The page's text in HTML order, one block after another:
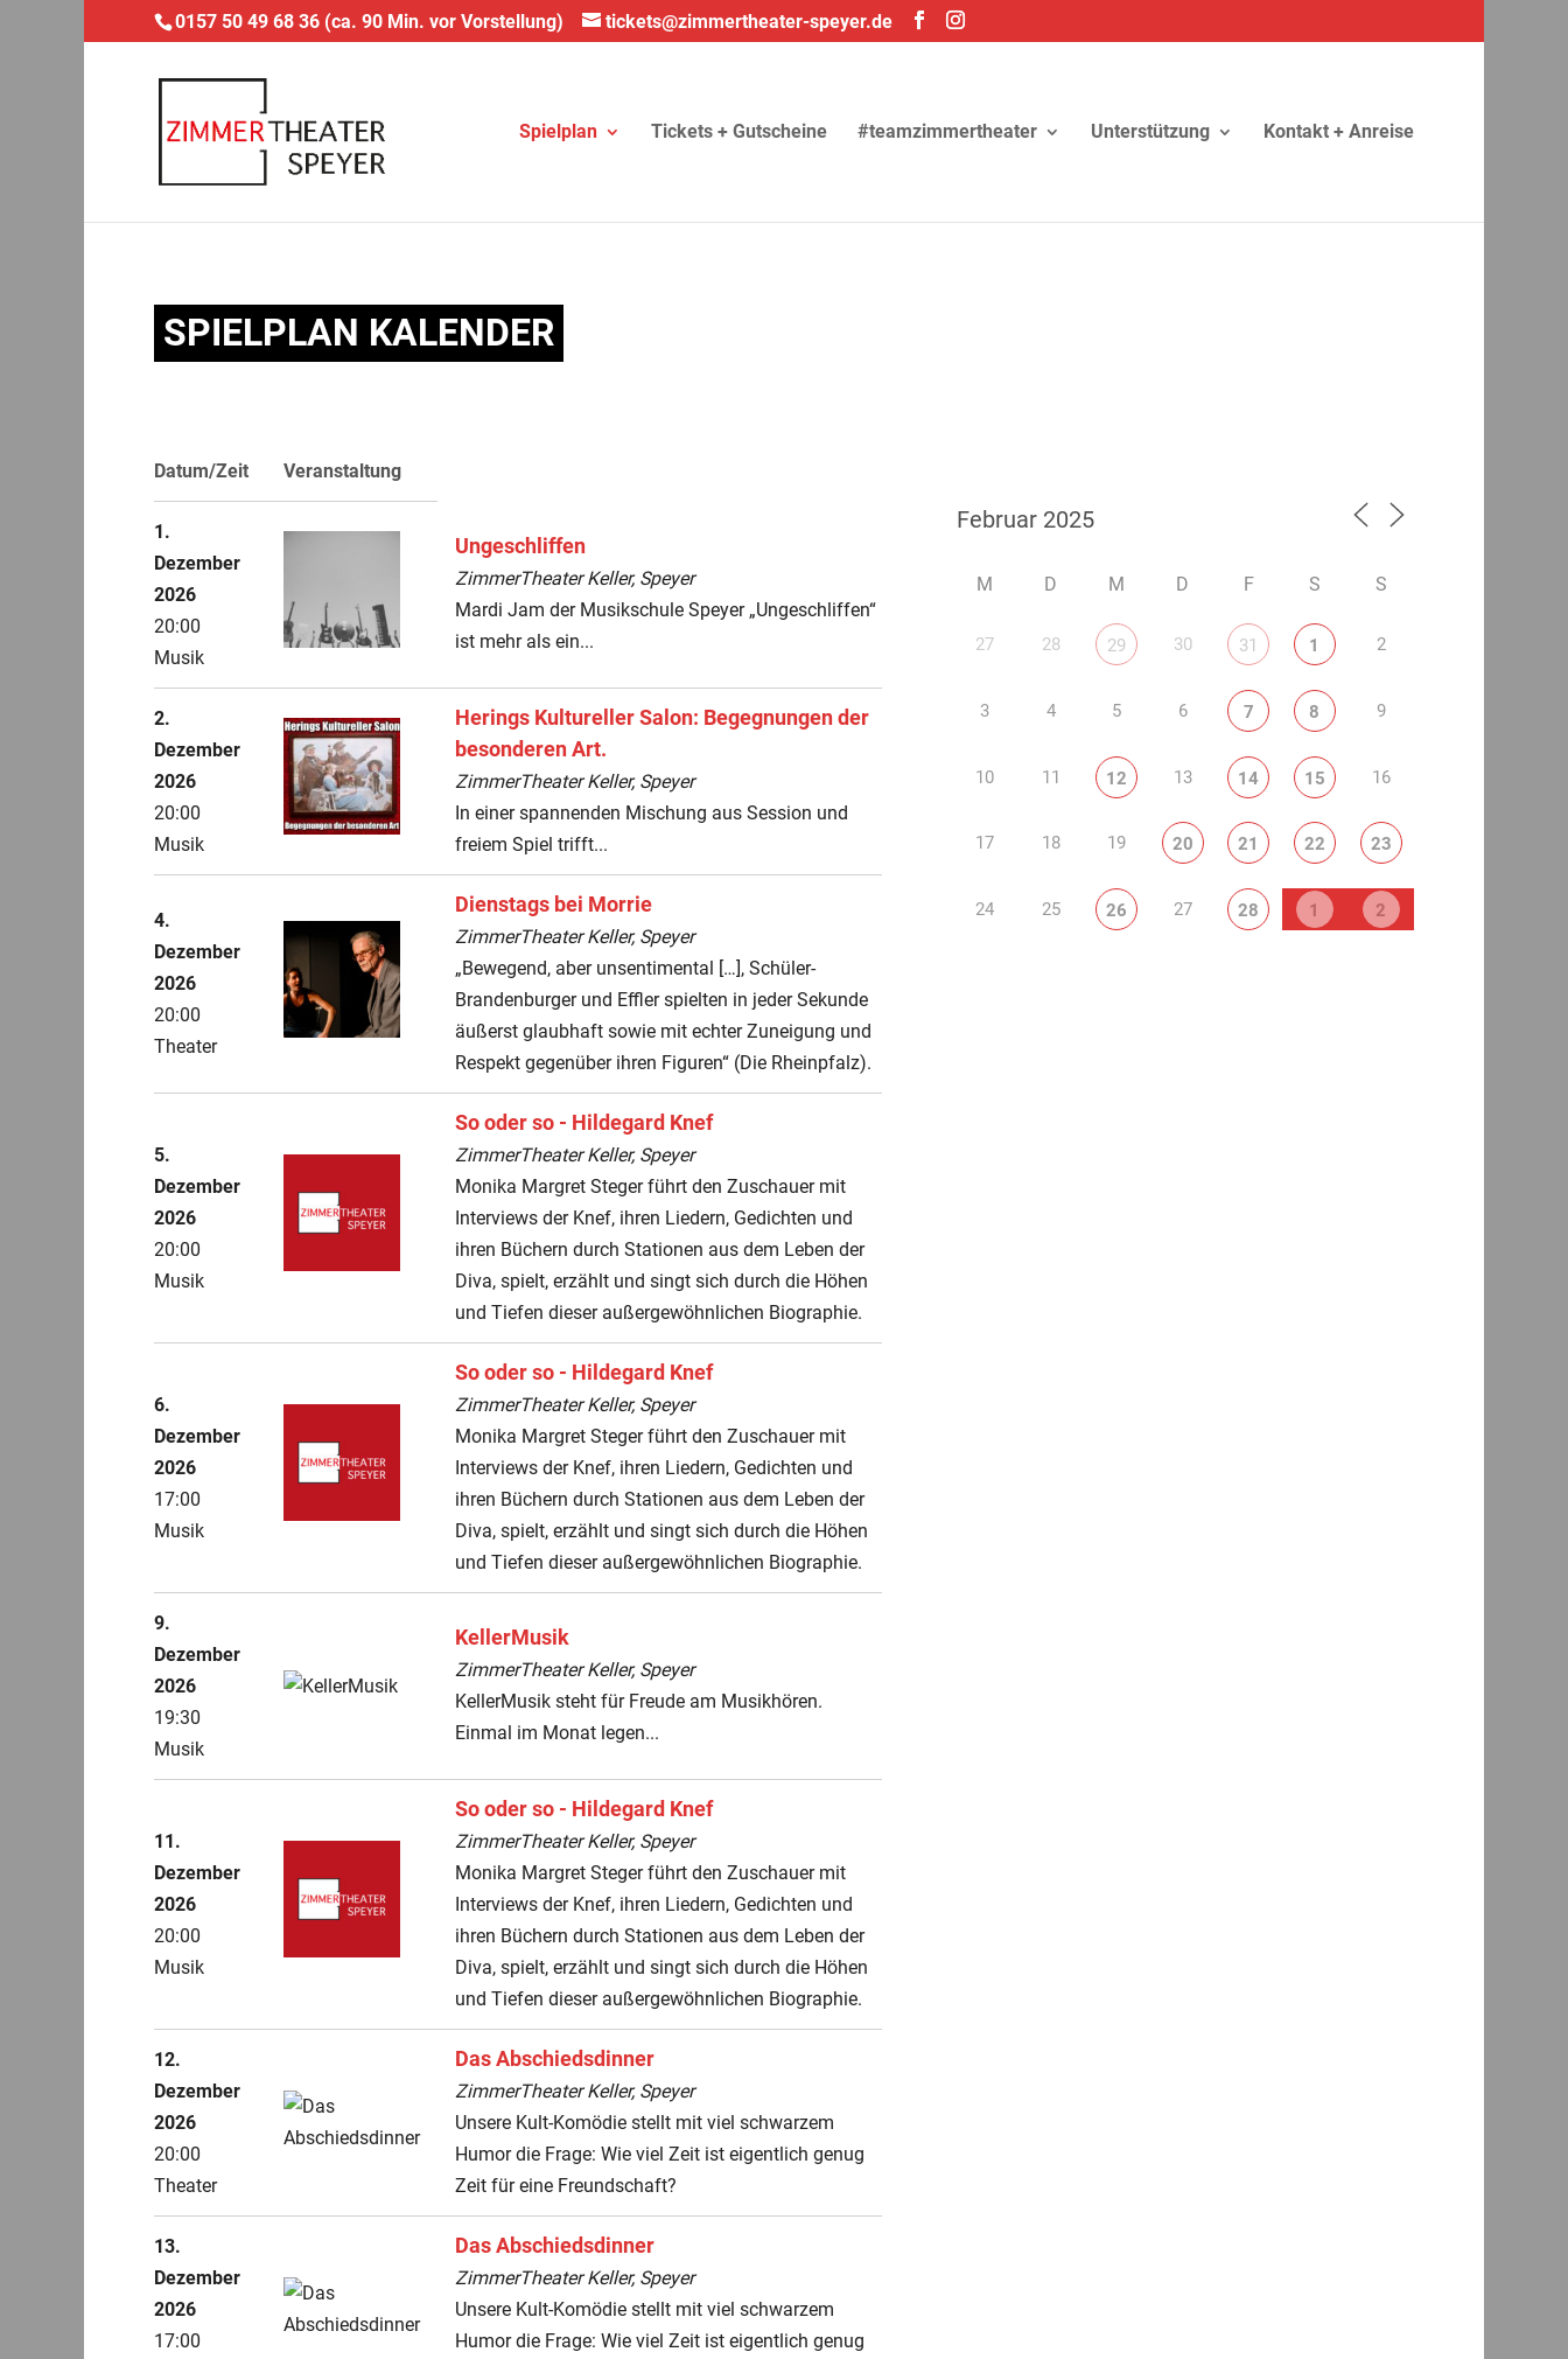
0157 50 49 68 36 (ca. 90 Min. vor Vorstellung) tickets@zimmertheater-speyer.de
Spielplan Tickets + Gutscheine #teamzimmertheater Unterstützung Kontakt + Anreise
SPIELPLAN KALENDER
Datum/Zeit Veranstaltung
1.
Dezember
2026
20:00
Musik
Ungeschliffen
ZimmerTheater Keller, Speyer
Mardi Jam der Musikschule Speyer „Ungeschliffen“
ist mehr als ein...
2.
Dezember
2026
20:00
Musik
Herings Kultureller Salon: Begegnungen der
besonderen Art.
ZimmerTheater Keller, Speyer
In einer spannenden Mischung aus Session und
freiem Spiel trifft...
4.
Dezember
2026
20:00
Theater
Dienstags bei Morrie
ZimmerTheater Keller, Speyer
„Bewegend, aber unsentimental […], Schüler-
Brandenburger und Effler spielten in jeder Sekunde
äußerst glaubhaft sowie mit echter Zuneigung und
Respekt gegenüber ihren Figuren“ (Die Rheinpfalz).
5.
Dezember
2026
20:00
Musik
So oder so - Hildegard Knef
ZimmerTheater Keller, Speyer
Monika Margret Steger führt den Zuschauer mit
Interviews der Knef, ihren Liedern, Gedichten und
ihren Büchern durch Stationen aus dem Leben der
Diva, spielt, erzählt und singt sich durch die Höhen
und Tiefen dieser außergewöhnlichen Biographie.
6.
Dezember
2026
17:00
Musik
So oder so - Hildegard Knef
ZimmerTheater Keller, Speyer
Monika Margret Steger führt den Zuschauer mit
Interviews der Knef, ihren Liedern, Gedichten und
ihren Büchern durch Stationen aus dem Leben der
Diva, spielt, erzählt und singt sich durch die Höhen
und Tiefen dieser außergewöhnlichen Biographie.
9.
Dezember
2026
19:30
Musik
KellerMusik
ZimmerTheater Keller, Speyer
KellerMusik steht für Freude am Musikhören.
Einmal im Monat legen...
11.
Dezember
2026
20:00
Musik
So oder so - Hildegard Knef
ZimmerTheater Keller, Speyer
Monika Margret Steger führt den Zuschauer mit
Interviews der Knef, ihren Liedern, Gedichten und
ihren Büchern durch Stationen aus dem Leben der
Diva, spielt, erzählt und singt sich durch die Höhen
und Tiefen dieser außergewöhnlichen Biographie.
12.
Dezember
2026
20:00
Theater
Das Abschiedsdinner
ZimmerTheater Keller, Speyer
Unsere Kult-Komödie stellt mit viel schwarzem
Humor die Frage: Wie viel Zeit ist eigentlich genug
Zeit für eine Freundschaft?
13.
Dezember
2026
17:00
Das Abschiedsdinner
ZimmerTheater Keller, Speyer
Unsere Kult-Komödie stellt mit viel schwarzem
Humor die Frage: Wie viel Zeit ist eigentlich genug
M D M D F S S
27 28 29 30 31 1 2
3 4 5 6 7 8 9
10 11 12 13 14 15 16
17 18 19 20 21 22 23
24 25 26 27 28 1 2